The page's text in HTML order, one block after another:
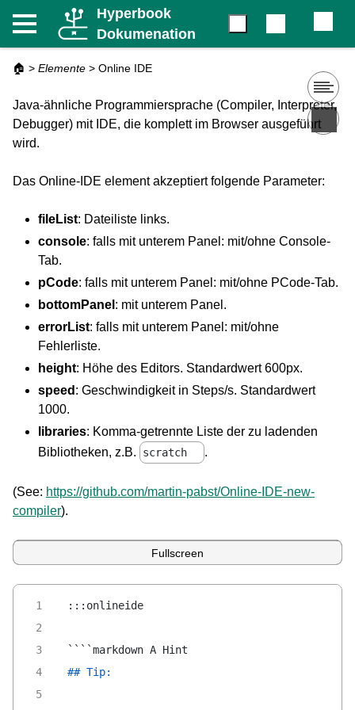
Hyperbook
Dokumenation
🏠 > Elemente > Online IDE
Java-ähnliche Programmiersprache (Compiler, Interpreter,
Debugger) mit IDE, die komplett im Browser ausgeführt
wird.
Das Online-IDE element akzeptiert folgende Parameter:
fileList: Dateiliste links.
console: falls mit unterem Panel: mit/ohne Console-
Tab.
pCode: falls mit unterem Panel: mit/ohne PCode-Tab.
bottomPanel : mit unterem Panel.
errorList: falls mit unterem Panel: mit/ohne
Fehlerliste.
height: Höhe des Editors. Standardwert 600px.
speed : Geschwindigkeit in Steps/s. Standardwert
1000.
libraries: Komma-getrennte Liste der zu ladenden
Bibliotheken, z.B.
scratch .
(See: https://github.com/martin-pabst/Online-IDE-new-
compiler).
Fullscreen
:::onlineide
````markdown A Hint
## Tip: